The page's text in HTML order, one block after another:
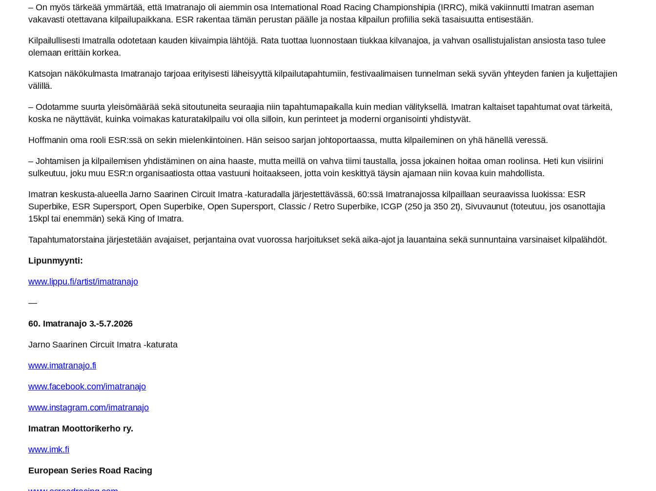
– On myös tärkeää ymmärtää, että Imatranajo oli aiemmin osa International Road Racing Championshipia (IRRC), mikä vakiinnutti Imatran aseman
vakavasti otettavana kilpailupaikkana. ESR rakentaa tämän perustan päälle ja nostaa kilpailun profiilia sekä tasaisuutta entisestään.
Kilpailullisesti Imatralla odotetaan kauden kiivaimpia lähtöjä. Rata tuottaa luonnostaan tiukkaa kilvanajoa, ja vahvan osallistujalistan ansiosta taso tulee
olemaan erittäin korkea.
Katsojan näkökulmasta Imatranajo tarjoaa erityisesti läheisyyttä kilpailutapahtumiin, festivaalimaisen tunnelman sekä syvän yhteyden fanien ja kuljettajien
välillä.
– Odotamme suurta yleisömäärää sekä sitoutuneita seuraajia niin tapahtumapaikalla kuin median välityksellä. Imatran kaltaiset tapahtumat ovat tärkeitä,
koska ne näyttävät, kuinka voimakas katuratakilpailu voi olla silloin, kun perinteet ja moderni organisointi yhdistyvät.
Hoffmanin oma rooli ESR:ssä on sekin mielenkiintoinen. Hän seisoo sarjan johtoportaassa, mutta kilpaileminen on yhä hänellä veressä.
– Johtamisen ja kilpailemisen yhdistäminen on aina haaste, mutta meillä on vahva tiimi taustalla, jossa jokainen hoitaa oman roolinsa. Heti kun visiirini
sulkeutuu, joku muu ESR:n organisaatiosta ottaa vastuuni hoitaakseen, jotta voin keskittyä täysin ajamaan niin kovaa kuin mahdollista.
Imatran keskusta-alueella Jarno Saarinen Circuit Imatra -katuradalla järjestettävässä, 60:ssä Imatranajossa kilpaillaan seuraavissa luokissa: ESR
Superbike, ESR Supersport, Open Superbike, Open Supersport, Classic / Retro Superbike, ICGP (250 ja 350 2t), Sivuvaunut (toteutuu, jos osanottajia
15kpl tai enemmän) sekä King of Imatra.
Tapahtumatorstaina järjestetään avajaiset, perjantaina ovat vuorossa harjoitukset sekä aika-ajot ja lauantaina sekä sunnuntaina varsinaiset kilpalähdöt.
Lipunmyynti:
www.lippu.fi/artist/imatranajo
—
60. Imatranajo 3.-5.7.2026
Jarno Saarinen Circuit Imatra -katurata
www.imatranajo.fi
www.facebook.com/imatranajo
www.instagram.com/imatranajo
Imatran Moottorikerho ry.
www.imk.fi
European Series Road Racing